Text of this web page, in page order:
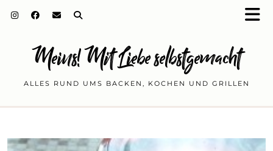
Meins! Mit Liebe selbstgemacht
ALLES RUND UMS BACKEN, KOCHEN UND GRILLEN